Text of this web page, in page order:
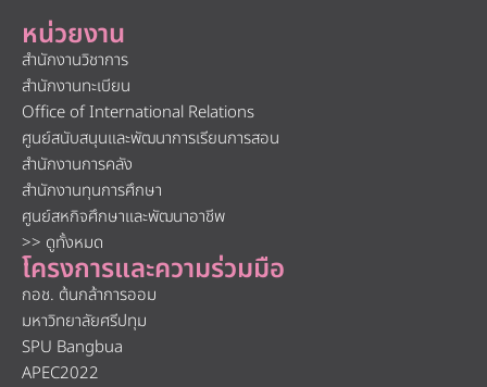
หน่วยงาน
สำนักงานวิชาการ
สำนักงานทะเบียน
Office of International Relations
ศูนย์สนับสนุนและพัฒนาการเรียนการสอน
สำนักงานการคลัง
สำนักงานทุนการศึกษา
ศูนย์สหกิจศึกษาและพัฒนาอาชีพ
>> ดูทั้งหมด
โครงการและความร่วมมือ
กอช. ต้นกล้าการออม
มหาวิทยาลัยศรีปทุม
SPU Bangbua
APEC2022